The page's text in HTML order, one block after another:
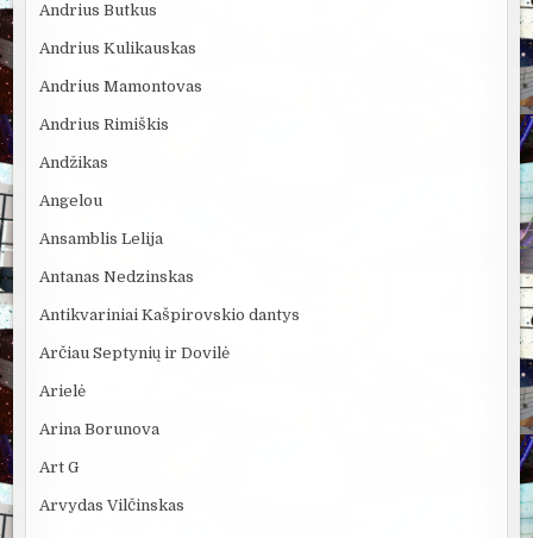
Andrius Butkus
Andrius Kulikauskas
Andrius Mamontovas
Andrius Rimiškis
Andžikas
Angelou
Ansamblis Lelija
Antanas Nedzinskas
Antikvariniai Kašpirovskio dantys
Arčiau Septynių ir Dovilė
Arielė
Arina Borunova
Art G
Arvydas Vilčinskas